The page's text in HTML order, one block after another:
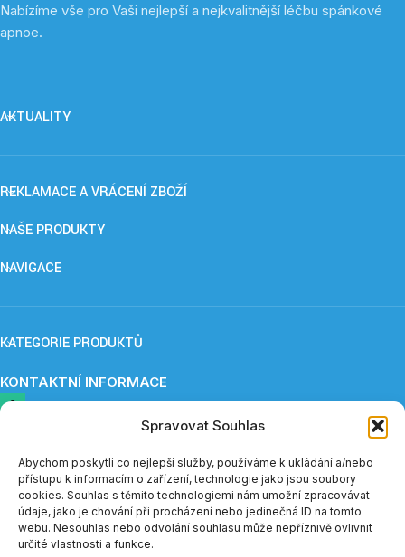
Spravovat Souhlas
Abychom poskytli co nejlepší služby, používáme k ukládání a/nebo
přístupu k informacím o zařízení, technologie jako jsou soubory
cookies. Souhlas s těmito technologiemi nám umožní zpracovávat
údaje, jako je chování při procházení nebo jedinečná ID na tomto
webu. Nesouhlas nebo odvolání souhlasu může nepříznivě ovlivnit
určité vlastnosti a funkce.
Nabízíme vše pro Vaši nejlepší a nejkvalitnější léčbu spánkové
apnoe.
AKTUALITY
REKLAMACE A VRÁCENÍ ZBOŽÍ
NAŠE PRODUKTY
NAVIGACE
KATEGORIE PRODUKTŮ
KONTAKTNÍ INFORMACE
ApnoCare s. r. o.,Eliška Maršíková
Provozovna: Záboří 84, 277 41 Kly
eshop@apnoe-spanek.cz
IČO: 23362812
DIČ: CZ23362812
Telefonická podpora e-shopu je v měsíci červenci a sprnu